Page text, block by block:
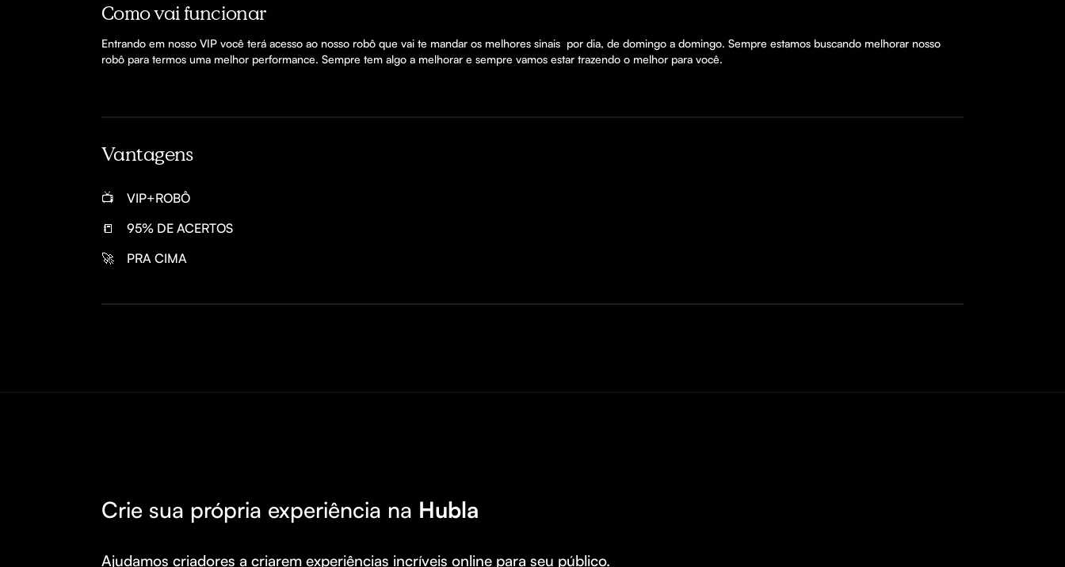
Como vai funcionar
Entrando em nosso VIP você terá acesso ao nosso robô que vai te mandar os melhores sinais  por dia, de domingo a domingo. Sempre estamos buscando melhorar nosso
robô para termos uma melhor performance. Sempre tem algo a melhorar e sempre vamos estar trazendo o melhor para você.
Vantagens
📺
VIP+ROBÔ
📒
95% DE ACERTOS
🚀
PRA CIMA
Crie sua própria experiência na Hubla
Ajudamos criadores a criarem experiências incríveis online para seu público.